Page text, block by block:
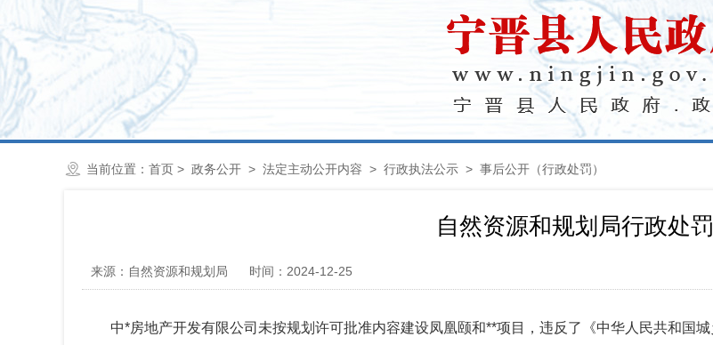
当前位置： 首页 > 政务公开 > 法定主动公开内容 > 行政执法公示 > 事后公开（行政处罚）
自然资源和规划局行政处
来源：自然资源和规划局 时间：2024-12-25
中*房地产开发有限公司未按规划许可批准内容建设凤凰颐和**项目，违反了《中华人民共和国